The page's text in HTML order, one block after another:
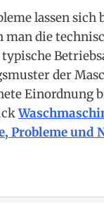
lassen sich
man die
der
Einordnung
Probleme und